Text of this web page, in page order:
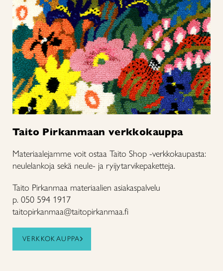
Taito Pirkanmaan verkkokauppa
Materiaalejamme voit ostaa Taito Shop -verkkokaupasta:
neulelankoja sekä neule- ja ryijytarvikepaketteja.
Taito Pirkanmaa materiaalien asiakaspalvelu
p. 050 594 1917
taitopirkanmaa@taitopirkanmaa.fi
VERKKOKAUPPA